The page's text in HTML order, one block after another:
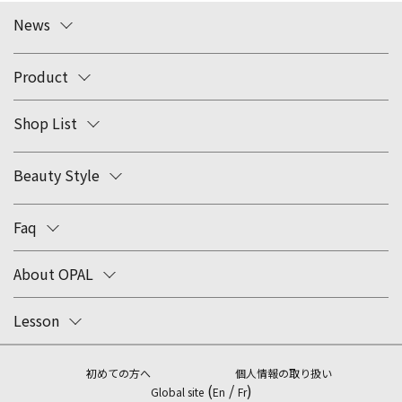
News
Product
Shop List
Beauty Style
Faq
About OPAL
Lesson
初めての方へ
個人情報の取り扱い
Global site(En / Fr)